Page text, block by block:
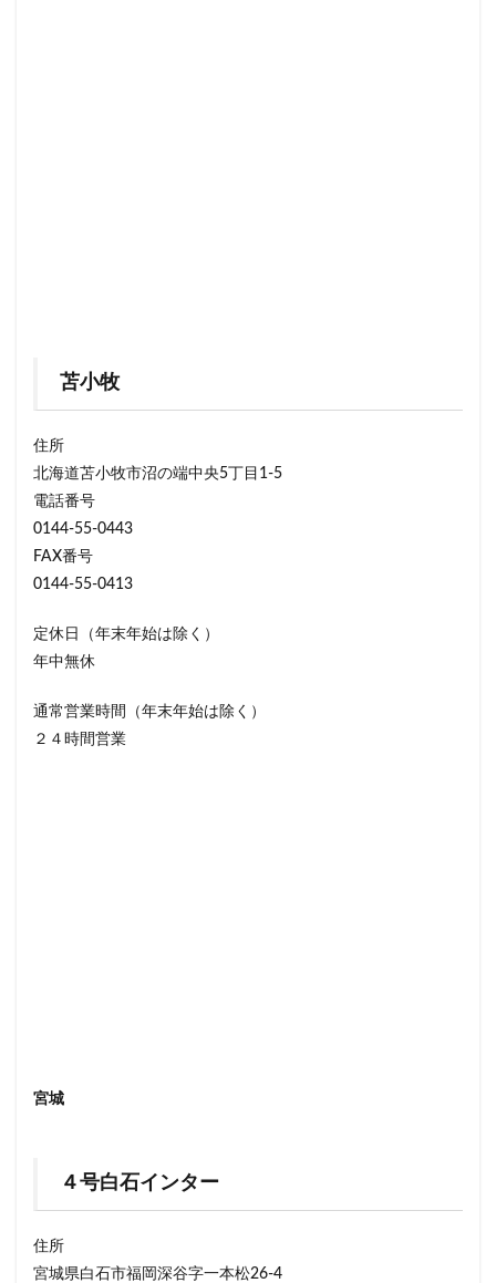
苫小牧
住所
北海道苫小牧市沼の端中央5丁目1-5
電話番号
0144-55-0443
FAX番号
0144-55-0413
定休日（年末年始は除く）
年中無休
通常営業時間（年末年始は除く）
２４時間営業
宮城
４号白石インター
住所
宮城県白石市福岡深谷字一本松26-4